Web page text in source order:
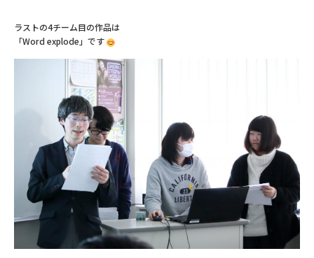
ラストの4チーム目の作品は
「Word explode」です